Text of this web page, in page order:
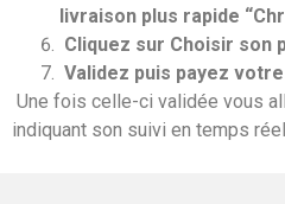
livraison plus rapide
Cliquez sur Choisir son
Validez puis payez
Une fois celle-ci validée vous
indiquant son suivi en temps réel.